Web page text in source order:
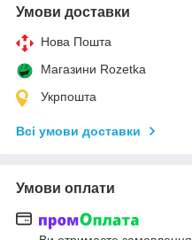
Умови доставки
Нова Пошта
Магазини Rozetka
Укрпошта
Всі умови доставки
Умови оплати